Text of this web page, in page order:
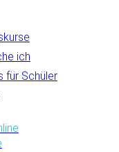
ich
für Schüler